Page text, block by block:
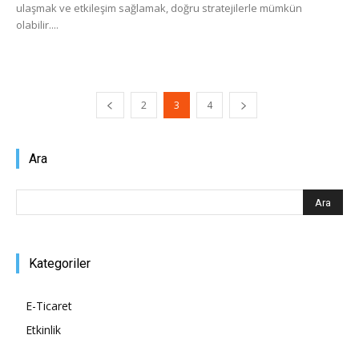
ulaşmak ve etkileşim sağlamak, doğru stratejilerle mümkün
olabilir....
2 3 4
Ara
Kategoriler
E-Ticaret
Etkinlik